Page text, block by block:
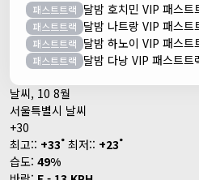
패스트트랙
패스트트랙
패스트트랙
패스트트랙
날씨, 10 8월
서울특별시 날씨
+30
최고:: +33° 최저:: +23°
습도: 49%